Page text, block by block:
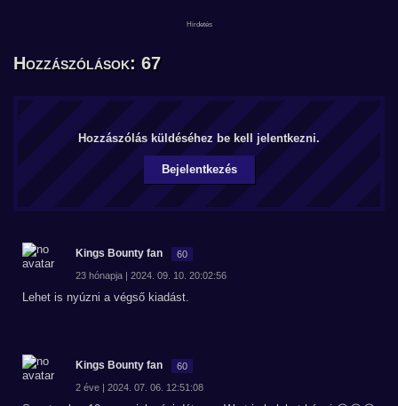
Hozzászólások: 67
Hozzászólás küldéséhez be kell jelentkezni.
Bejelentkezés
Kings Bounty fan 60
23 hónapja | 2024. 09. 10. 20:02:56
Lehet is nyúzni a végső kiadást.
Kings Bounty fan 60
2 éve | 2024. 07. 06. 12:51:08